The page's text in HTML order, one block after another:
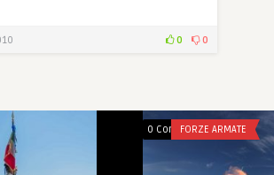
0 0
0 CommentsFORZE ARMATE